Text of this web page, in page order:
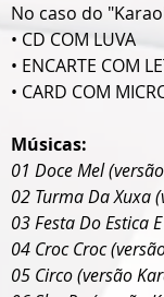
No caso do
• CD COM LUVA
• ENCARTE COM
• CARD COM
Músicas:
01 Doce Mel
02 Turma Da Xuxa
03 Festa Do Estica
04 Croc Croc
05 Circo (versão